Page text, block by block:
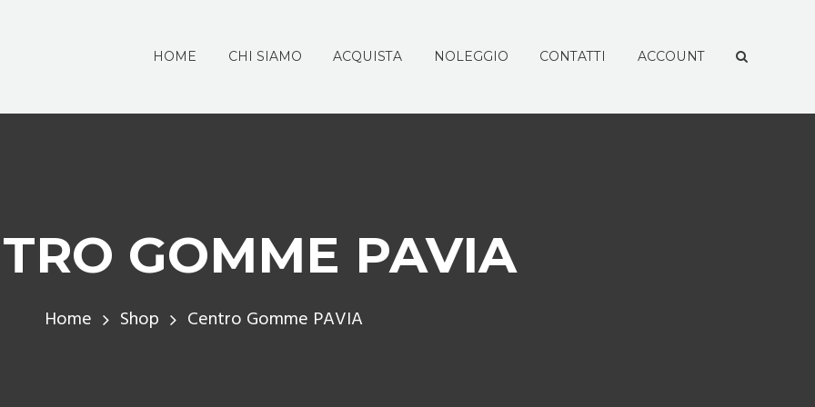
HOME CHI SIAMO ACQUISTA NOLEGGIO CONTATTI ACCOUNT
GOMME PAVIA
Home Shop Centro Gomme PAVIA